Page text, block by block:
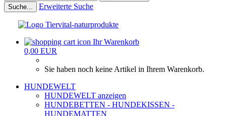
Suche... Erweiterte Suche
Ihr Warenkorb
0,00 EUR
Sie haben noch keine Artikel in Ihrem Warenkorb.
HUNDEWELT
HUNDEWELT anzeigen
HUNDEBETTEN - HUNDEKISSEN -
HUNDEMATTEN